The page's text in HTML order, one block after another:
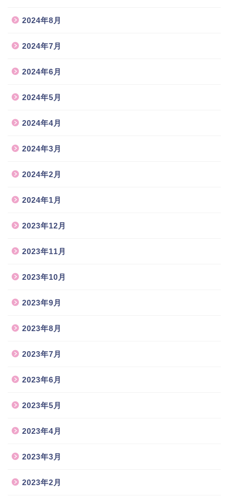
2024年8月
2024年7月
2024年6月
2024年5月
2024年4月
2024年3月
2024年2月
2024年1月
2023年12月
2023年11月
2023年10月
2023年9月
2023年8月
2023年7月
2023年6月
2023年5月
2023年4月
2023年3月
2023年2月